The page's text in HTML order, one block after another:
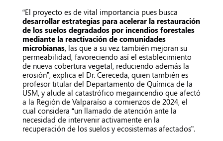
“El proyecto es de vital importancia pues busca
desarrollar estrategias para acelerar la restauración
de los suelos degradados por incendios forestales
mediante la reactivación de comunidades
microbianas, las que a su vez también mejoran su
permeabilidad, favoreciendo así el establecimiento
de nueva cobertura vegetal, reduciendo además la
erosión”, explica el Dr. Cereceda, quien también es
profesor titular del Departamento de Química de la
USM, y alude al catastrófico megaincendio que afectó
a la Región de Valparaíso a comienzos de 2024, el
cual considera “un llamado de atención ante la
necesidad de intervenir activamente en la
recuperación de los suelos y ecosistemas afectados”.